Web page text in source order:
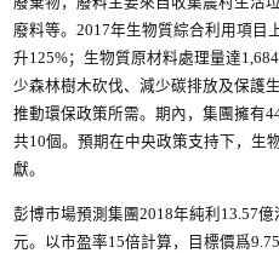
廢料等。2017年生物質綜合利用項目
升125%；生物質原材料處理量達
少森林樹木砍伐、減少碳排放及保護
推動環保政策所需。期內，集團擁有
共10個。預期在中央政策支持下，生
獻。
彭博市場預測集團2018年純利13.57
元。以市盈率15倍計算，目標價爲